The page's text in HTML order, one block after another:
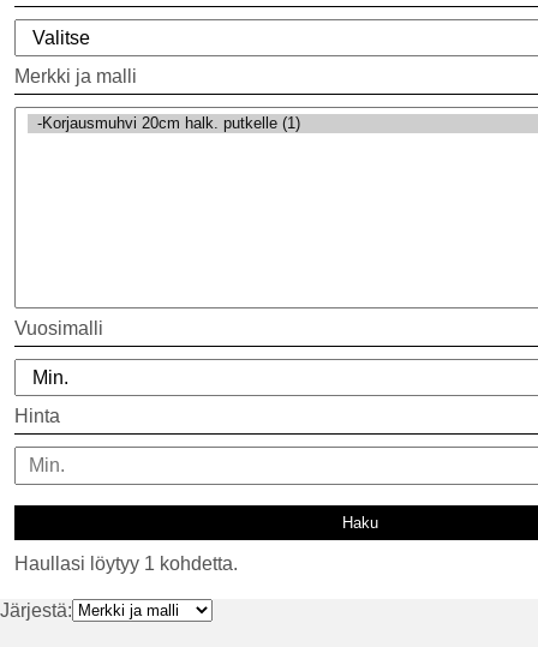
Merkki ja malli
Vuosimalli
Hinta
Haullasi löytyy 1 kohdetta.
Järjestä: